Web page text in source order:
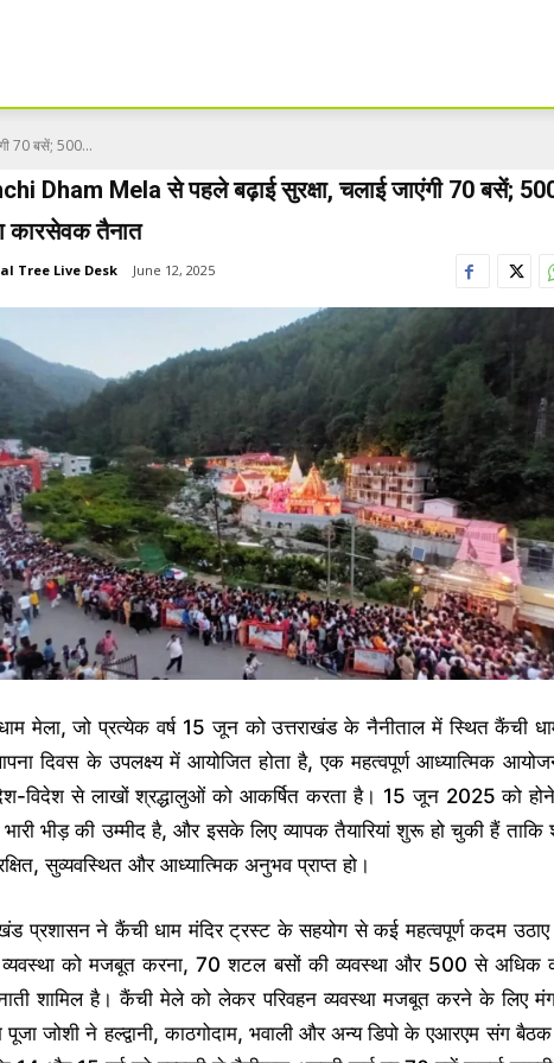
70 बसें; 500...
Dham Mela से पहले बढ़ाई सुरक्षा, चलाई जाएंगी 70 बसें;
कारसेवक तैनात
Tree Live Desk June 12, 2025
मेला, जो प्रत्येक वर्ष 15 जून को उत्तराखंड के नैनीताल में स्थित कैंची
दिवस के उपलक्ष्य में आयोजित होता है, एक महत्वपूर्ण आध्यात्मिक
विदेश से लाखों श्रद्धालुओं को आकर्षित करता है। 15 जून 2025 को
भीड़ की उम्मीद है, और इसके लिए व्यापक तैयारियां शुरू हो चुकी हैं ताकि
सुव्यवस्थित और आध्यात्मिक अनुभव प्राप्त हो।
प्रशासन ने कैंची धाम मंदिर ट्रस्ट के सहयोग से कई महत्वपूर्ण कदम
व्यवस्था को मजबूत करना, 70 शटल बसों की व्यवस्था और 500 से अधिक
शामिल है। कैंची मेले को लेकर परिवहन व्यवस्था मजबूत करने के लिए
जोशी ने हल्द्वानी, काठगोदाम, भवाली और अन्य डिपो के एआरएम संग